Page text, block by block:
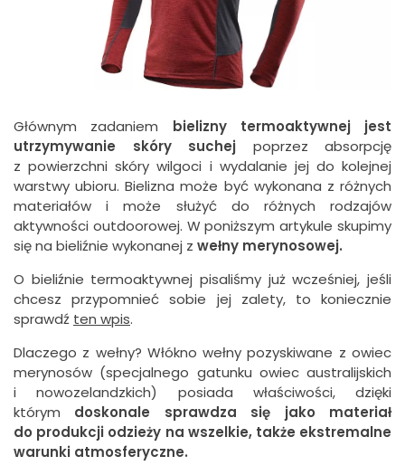
Głównym zadaniem bielizny termoaktywnej jest
utrzymywanie skóry suchej poprzez absorpcję
z powierzchni skóry wilgoci i wydalanie jej do kolejnej
warstwy ubioru. Bielizna może być wykonana z różnych
materiałów i może służyć do różnych rodzajów
aktywności outdoorowej. W poniższym artykule skupimy
się na bieliźnie wykonanej z wełny merynosowej.
O bieliźnie termoaktywnej pisaliśmy już wcześniej, jeśli
chcesz przypomnieć sobie jej zalety, to koniecznie
sprawdź ten wpis.
Dlaczego z wełny? Włókno wełny pozyskiwane z owiec
merynosów (specjalnego gatunku owiec australijskich
i nowozelandzkich) posiada właściwości, dzięki
którym doskonale sprawdza się jako materiał
do produkcji odzieży na wszelkie, także ekstremalne
warunki atmosferyczne.